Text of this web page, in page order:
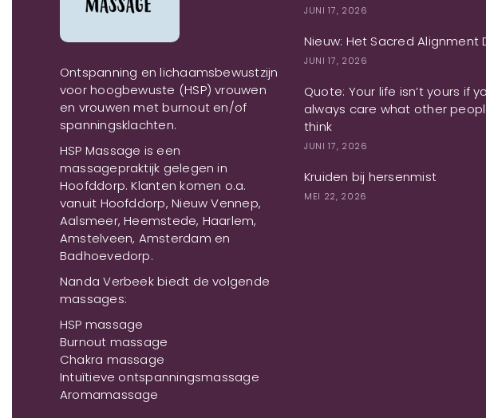
Ontspanning en lichaamsbewustzijn
voor hoogbewuste (HSP) vrouwen
en vrouwen met burnout en/of
spanningsklachten.
HSP Massage is een
massagepraktijk gelegen in
Hoofddorp. Klanten komen o.a.
vanuit Hoofddorp, Nieuw Vennep,
Aalsmeer, Heemstede, Haarlem,
Amstelveen, Amsterdam en
Badhoevedorp.
Nanda Verbeek biedt de volgende
massages:
HSP massage
Burnout massage
Chakra massage
Intuïtieve ontspanningsmassage
Aromamassage
JUNI 17, 2026
Nieuw: Het Sacred Alignment
JUNI 17, 2026
Quote: Your life isn’t yours if
always care what other
think
JUNI 17, 2026
Kruiden bij hersenmist
MEI 22, 2026